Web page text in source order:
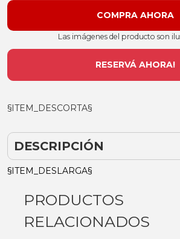
Las imágenes del producto son
RESERVÁ AHORA!
§ITEM_DESCORTA§
DESCRIPCIÓN
§ITEM_DESLARGA§
PRODUCTOS
RELACIONADOS